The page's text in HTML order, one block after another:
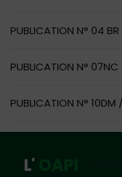
PUBLICATION N° 04
PUBLICATION N°
PUBLICATION N°
L'